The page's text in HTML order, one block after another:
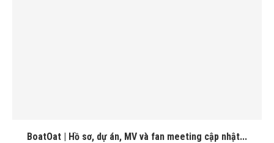
BoatOat | Hồ sơ, dự án, MV và fan meeting cập nhật...